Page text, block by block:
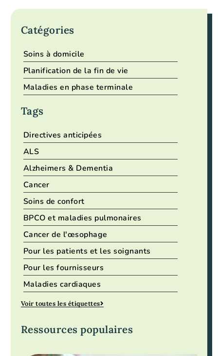
Catégories
Soins à domicile
Planification de la fin de vie
Maladies en phase terminale
Tags
Directives anticipées
ALS
Alzheimers & Dementia
Cancer
Soins de confort
BPCO et maladies pulmonaires
Cancer de l'œsophage
Pour les patients et les soignants
Pour les fournisseurs
Maladies cardiaques
Voir toutes les étiquettes
Ressources populaires